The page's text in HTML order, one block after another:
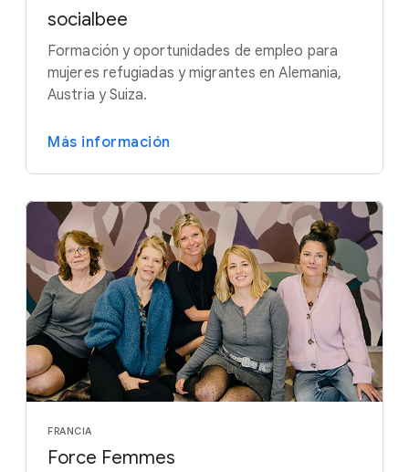
socialbee
Formación y oportunidades de empleo para
mujeres refugiadas y migrantes en Alemania,
Austria y Suiza.
Más información
FRANCIA
Force Femmes